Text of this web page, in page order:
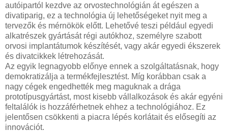
autóipartól kezdve az orvostechnológián át egészen a
divatiparig, ez a technológia új lehetőségeket nyit meg a
tervezők és mérnökök előtt. Lehetővé teszi például egyedi
alkatrészek gyártását régi autókhoz, személyre szabott
orvosi implantátumok készítését, vagy akár egyedi ékszerek
és divatcikkek létrehozását.
Az egyik legnagyobb előnye ennek a szolgáltatásnak, hogy
demokratizálja a termékfejlesztést. Míg korábban csak a
nagy cégek engedhették meg maguknak a drága
prototípusgyártást, most kisebb vállalkozások és akár egyéni
feltalálók is hozzáférhetnek ehhez a technológiához. Ez
jelentősen csökkenti a piacra lépés korlátait és elősegíti az
innovációt.